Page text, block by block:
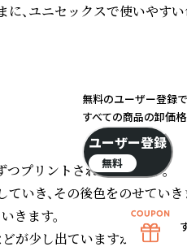
、ユニセックスで使いやすい
プリントされたものです。
いき、その後色をのせていき
きます。
が少し出ていますが
無料のユーザー登録で
すべての商品の卸価
ユーザー登録
無料